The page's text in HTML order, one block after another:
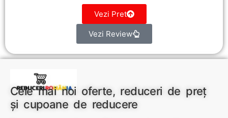
Vezi Pret
Vezi Review
Cele mai noi oferte, reduceri de preț
și cupoane de reducere